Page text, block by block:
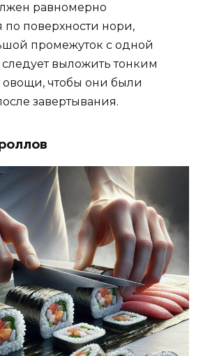
равномерно
по поверхности нори,
промежуток с одной
выложить тонким
чтобы они были
завертывания.